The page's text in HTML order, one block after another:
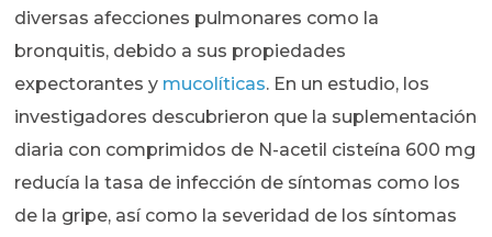
diversas afecciones pulmonares como la
bronquitis, debido a sus propiedades
expectorantes y mucolíticas. En un estudio, los
investigadores descubrieron que la suplementación
diaria con comprimidos de N-acetil cisteína 600 mg
reducía la tasa de infección de síntomas como los
de la gripe, así como la severidad de los síntomas